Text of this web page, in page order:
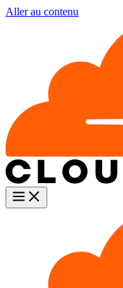
Aller au contenu